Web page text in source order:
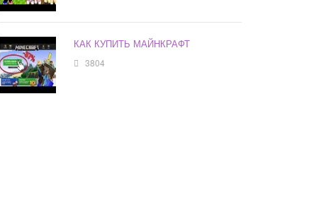
КАК КУПИТЬ МАЙНКРАФТ
3804